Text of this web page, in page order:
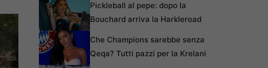
Pickleball al pepe: dopo la
Bouchard arriva la Harkleroad
Che Champions sarebbe senza
Qeqa? Tutti pazzi per la Krelani